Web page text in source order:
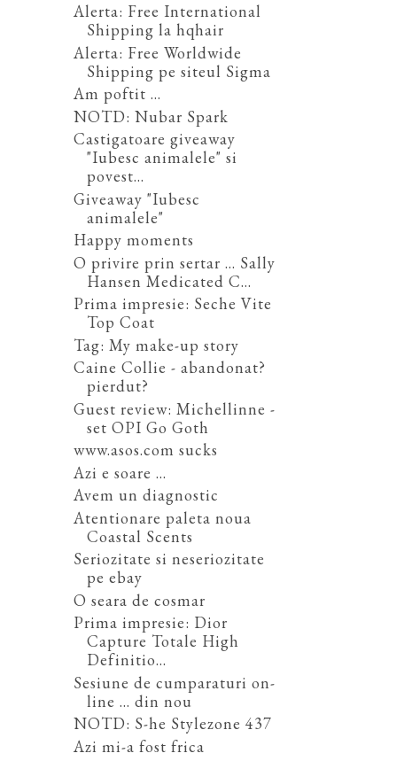
Alerta: Free International
Shipping la hqhair
Alerta: Free Worldwide
Shipping pe siteul Sigma
Am poftit ...
NOTD: Nubar Spark
Castigatoare giveaway
"Iubesc animalele" si
povest...
Giveaway "Iubesc
animalele"
Happy moments
O privire prin sertar ... Sally
Hansen Medicated C...
Prima impresie: Seche Vite
Top Coat
Tag: My make-up story
Caine Collie - abandonat?
pierdut?
Guest review: Michellinne -
set OPI Go Goth
www.asos.com sucks
Azi e soare ...
Avem un diagnostic
Atentionare paleta noua
Coastal Scents
Seriozitate si neseriozitate
pe ebay
O seara de cosmar
Prima impresie: Dior
Capture Totale High
Definitio...
Sesiune de cumparaturi on-
line ... din nou
NOTD: S-he Stylezone 437
Azi mi-a fost frica